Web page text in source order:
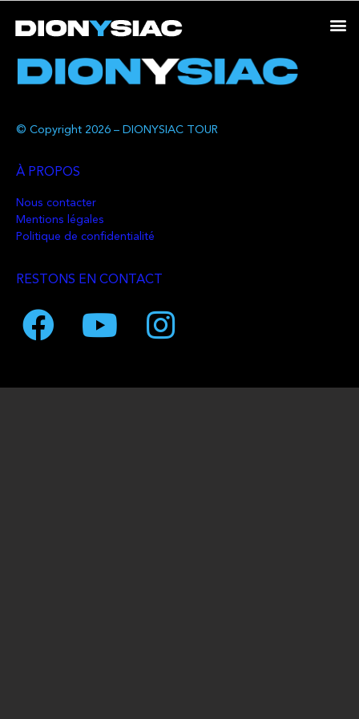
© Copyright 2026 – DIONYSIAC TOUR
À PROPOS
Nous contacter
Mentions légales
Politique de confidentialité
RESTONS EN CONTACT